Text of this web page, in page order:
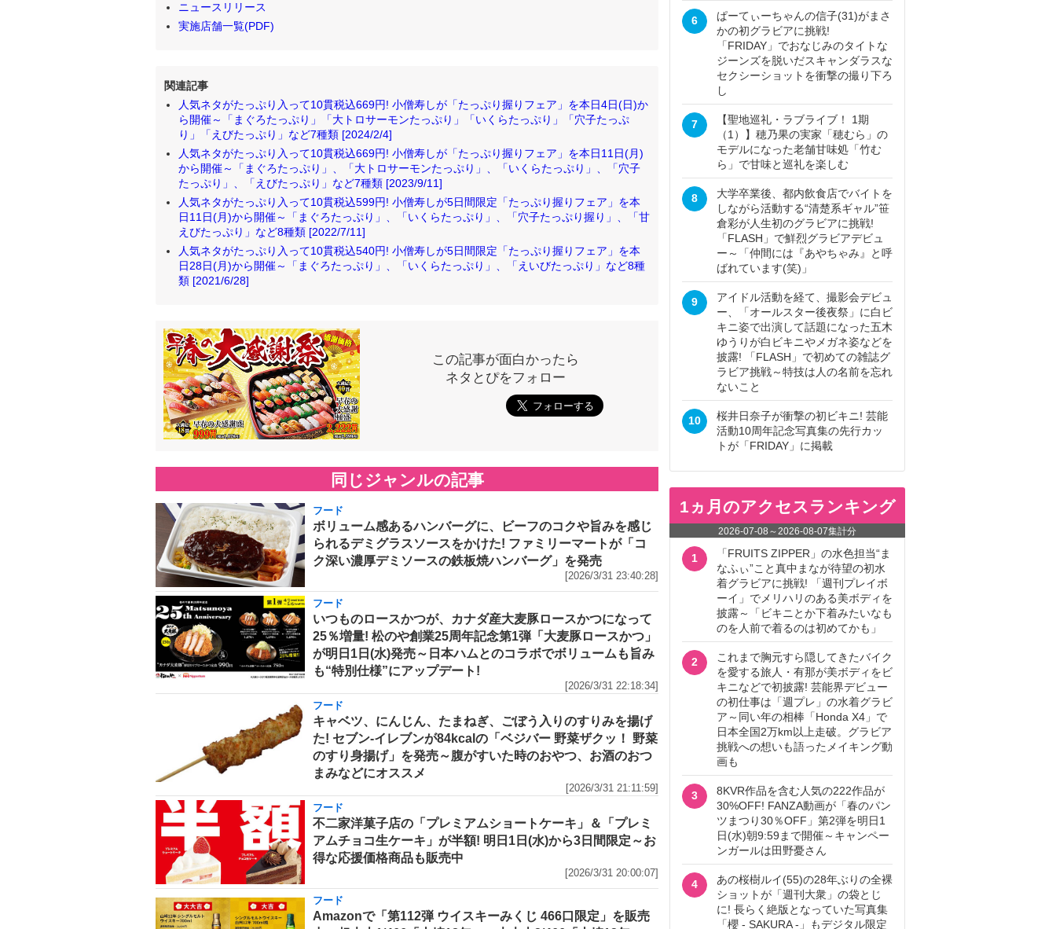
ニュースリリース
実施店舗一覧(PDF)
関連記事
人気ネタがたっぷり入って10貫税込669円! 小僧寿しが「たっぷり握りフェア」を本日4日(日)か
ら開催～「まぐろたっぷり」「大トロサーモンたっぷり」「いくらたっぷり」「穴子たっぷ
り」「えびたっぷり」など7種類 [2024/2/4]
人気ネタがたっぷり入って10貫税込669円! 小僧寿しが「たっぷり握りフェア」を本日11日(月)
から開催～「まぐろたっぷり」、「大トロサーモンたっぷり」、「いくらたっぷり」、「穴子
たっぷり」、「えびたっぷり」など7種類 [2023/9/11]
人気ネタがたっぷり入って10貫税込599円! 小僧寿しが5日間限定「たっぷり握りフェア」を本
日11日(月)から開催～「まぐろたっぷり」、「いくらたっぷり」、「穴子たっぷり握り」、「甘
えびたっぷり」など8種類 [2022/7/11]
人気ネタがたっぷり入って10貫税込540円! 小僧寿しが5日間限定「たっぷり握りフェア」を本
日28日(月)から開催～「まぐろたっぷり」、「いくらたっぷり」、「えいびたっぷり」など8種
類 [2021/6/28]
この記事が面白かったら
ネタとぴをフォロー
同じジャンルの記事
フード
ボリューム感あるハンバーグに、ビーフのコクや旨みを感じ
られるデミグラスソースをかけた! ファミリーマートが「コ
ク深い濃厚デミソースの鉄板焼ハンバーグ」を発売
[2026/3/31 23:40:28]
フード
いつものロースかつが、カナダ産大麦豚ロースかつになって
25％増量! 松のや創業25周年記念第1弾「大麦豚ロースかつ」
が明日1日(水)発売～日本ハムとのコラボでボリュームも旨み
も“特別仕様”にアップデート!
[2026/3/31 22:18:34]
フード
キャベツ、にんじん、たまねぎ、ごぼう入りのすりみを揚げ
た! セブン‐イレブンが84kcalの「ベジバー 野菜ザクッ！ 野菜
のすり身揚げ」を発売～腹がすいた時のおやつ、お酒のおつ
まみなどにオススメ
[2026/3/31 21:11:59]
フード
不二家洋菓子店の「プレミアムショートケーキ」＆「プレミ
アムチョコ生ケーキ」が半額! 明日1日(水)から3日間限定～お
得な応援価格商品も販売中
[2026/3/31 20:00:07]
フード
Amazonで「第112弾 ウイスキーみくじ 466口限定」を販売
6
ぱーてぃーちゃんの信子(31)がまさ
かの初グラビアに挑戦!
「FRIDAY」でおなじみのタイトな
ジーンズを脱いだスキャンダラスな
セクシーショットを衝撃の撮り下ろ
し
7
【聖地巡礼・ラブライブ！ 1期
（1）】穂乃果の実家「穂むら」の
モデルになった老舗甘味処「竹む
ら」で甘味と巡礼を楽しむ
8
大学卒業後、都内飲食店でバイトを
しながら活動する“清楚系ギャル”笹
倉彩が人生初のグラビアに挑戦!
「FLASH」で鮮烈グラビアデビュ
ー～「仲間には『あやちゃみ』と呼
ばれています(笑)」
9
アイドル活動を経て、撮影会デビュ
ー、「オールスター後夜祭」に白ビ
キニ姿で出演して話題になった五木
ゆうりが白ビキニやメガネ姿などを
披露! 「FLASH」で初めての雑誌グ
ラビア挑戦～特技は人の名前を忘れ
ないこと
10
桜井日奈子が衝撃の初ビキニ! 芸能
活動10周年記念写真集の先行カッ
トが「FRIDAY」に掲載
1ヵ月のアクセスランキング
2026-07-08 ～2026-08-07集計分
1
「FRUITS ZIPPER」の水色担当“ま
なふぃ”こと真中まなが待望の初水
着グラビアに挑戦! 「週刊プレイボ
ーイ」でメリハリのある美ボディを
披露～「ビキニとか下着みたいなも
のを人前で着るのは初めてかも」
2
これまで胸元すら隠してきたバイク
を愛する旅人・有那が美ボディをビ
キニなどで初披露! 芸能界デビュー
の初仕事は「週プレ」の水着グラビ
ア～同い年の相棒「Honda X4」で
日本全国2万km以上走破。グラビア
挑戦への想いも語ったメイキング動
画も
3
8KVR作品を含む人気の222作品が
30%OFF! FANZA動画が「春のパン
ツまつり30％OFF」第2弾を明日1
日(水)朝9:59まで開催～キャンペー
ンガールは田野憂さん
4
あの桜樹ルイ(55)の28年ぶりの全裸
ショットが「週刊大衆」の袋とじ
に! 長らく絶版となっていた写真集
「櫻 - SAKURA -」もデジタル限定